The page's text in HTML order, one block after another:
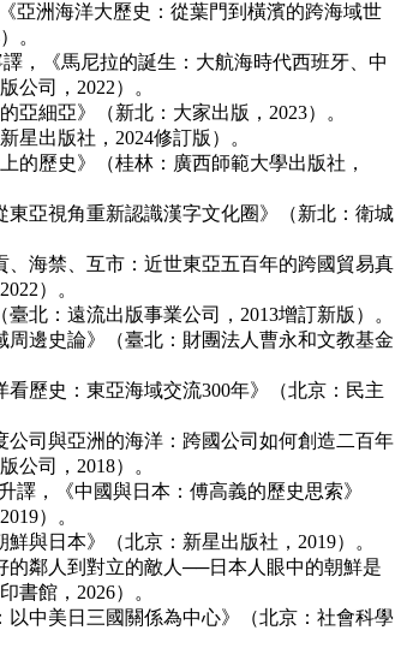
亞洲海洋大歷史：從葉門到橫濱的跨海域世
。
譯，《馬尼拉的誕生：大航海時代西班牙、中
公司，2022）。
亞細亞》（新北：大家出版，2023）。
星出版社，2024修訂版）。
的歷史》（桂林：廣西師範大學出版社，
東亞視角重新認識漢字文化圈》（新北：衛城
、海禁、互市：近世東亞五百年的跨國貿易真
）。
北：遠流出版事業公司，2013增訂新版）。
周邊史論》（臺北：財團法人曹永和文教基金
歷史：東亞海域交流300年》（北京：民主
公司與亞洲的海洋：跨國公司如何創造二百年
公司，2018）。
譯，《中國與日本：傅高義的歷史思索》
）。
與日本》（北京：新星出版社，2019）。
的鄰人到對立的敵人──日本人眼中的朝鮮是
書館，2026）。
以中美日三國關係為中心》（北京：社會科學